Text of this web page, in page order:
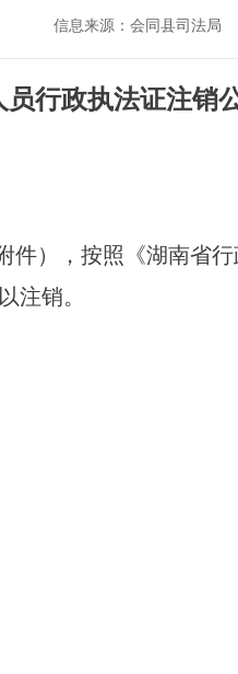
信息来源：会同县司法局
行政执法证注销
），按照《湖南省
注销。